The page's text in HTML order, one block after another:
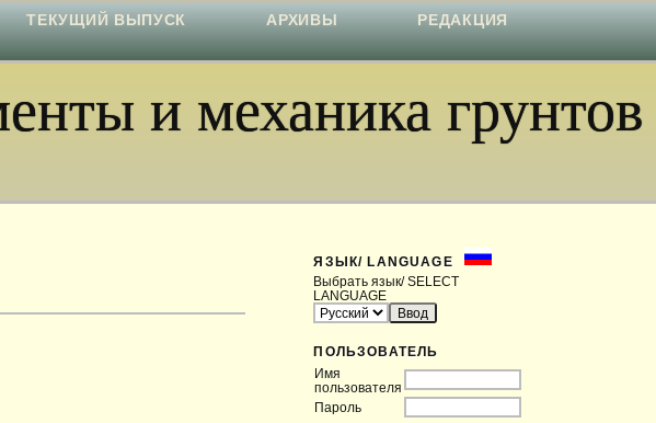
и механика грунтов
ЯЗЫК/ LANGUAGE
Выбрать язык/ SELECT
LANGUAGE
ПОЛЬЗОВАТЕЛЬ
Имя
пользователя
Пароль
ТЕКУЩИЙ ВЫПУСК АРХИВЫ
РЕДАКЦИЯ